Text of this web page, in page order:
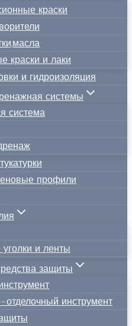
краски
краски и лаки
и гидроизоляция
системы
система
профили
и ленты
защиты
отделочный инструмент